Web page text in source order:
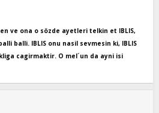
ve ona o sözde ayetleri telkin et IBLIS,
balli. IBLIS onu nasil sevmesin ki, IBLIS
cagirmaktir. O mel´un da ayni isi